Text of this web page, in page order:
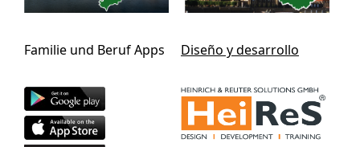
Familie und Beruf Apps Diseño y desarrollo